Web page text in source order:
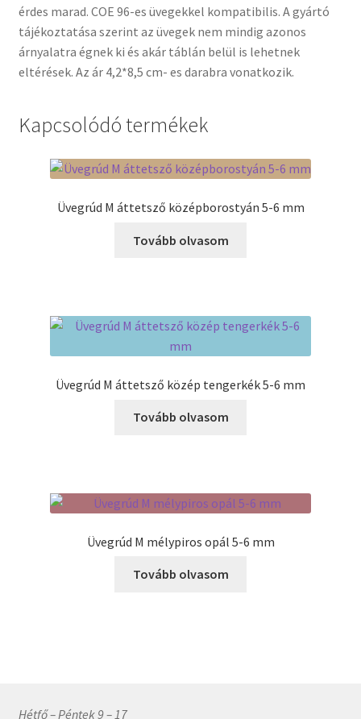
érdes marad. COE 96-es üvegekkel kompatibilis. A gyártó
tájékoztatása szerint az üvegek nem mindig azonos
árnyalatra égnek ki és akár táblán belül is lehetnek
eltérések. Az ár 4,2*8,5 cm- es darabra vonatkozik.
Kapcsolódó termékek
Üvegrúd M áttetsző középborostyán 5-6 mm
Tovább olvasom
Üvegrúd M áttetsző közép tengerkék 5-6 mm
Tovább olvasom
Üvegrúd M mélypiros opál 5-6 mm
Tovább olvasom
Hétfő – Péntek 9 – 17